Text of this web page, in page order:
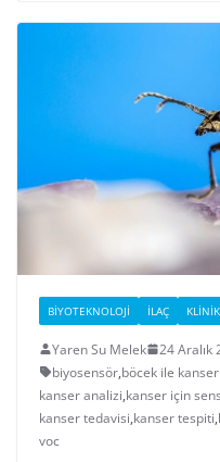
BIYOTEKNOLOJI İLAÇ KLINIK
Yaren Su Melek 24 Aralık
biyosensör,böcek ile
kanser analizi,kanser için
kanser tedavisi,kanser tespiti,
voc